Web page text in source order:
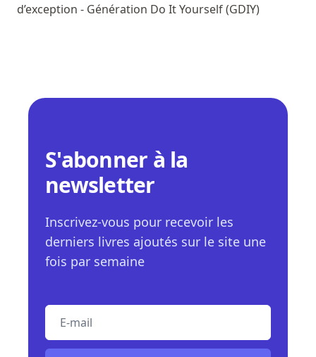
d’exception - Génération Do It Yourself (GDIY)
S'abonner à la
newsletter
Inscrivez-vous pour recevoir les
derniers livres ajoutés sur le site une
fois par semaine
E-mail